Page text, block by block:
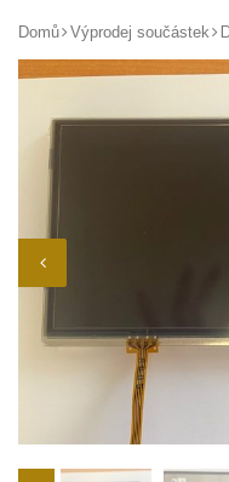
Domů Výprodej součástek